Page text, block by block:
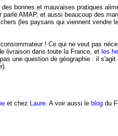
bonnes et mauvaises pratiques
AMAP, et aussi beaucoup des
(les paysans qui viennent vendre
! Ce qui ne veut pas
livraison dans toute la France, et les
une question de géographie : il s'agit
et chez Laure. A voir aussi le blog du